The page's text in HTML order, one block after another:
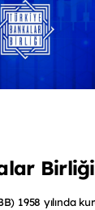
Birliği
1958 yılında